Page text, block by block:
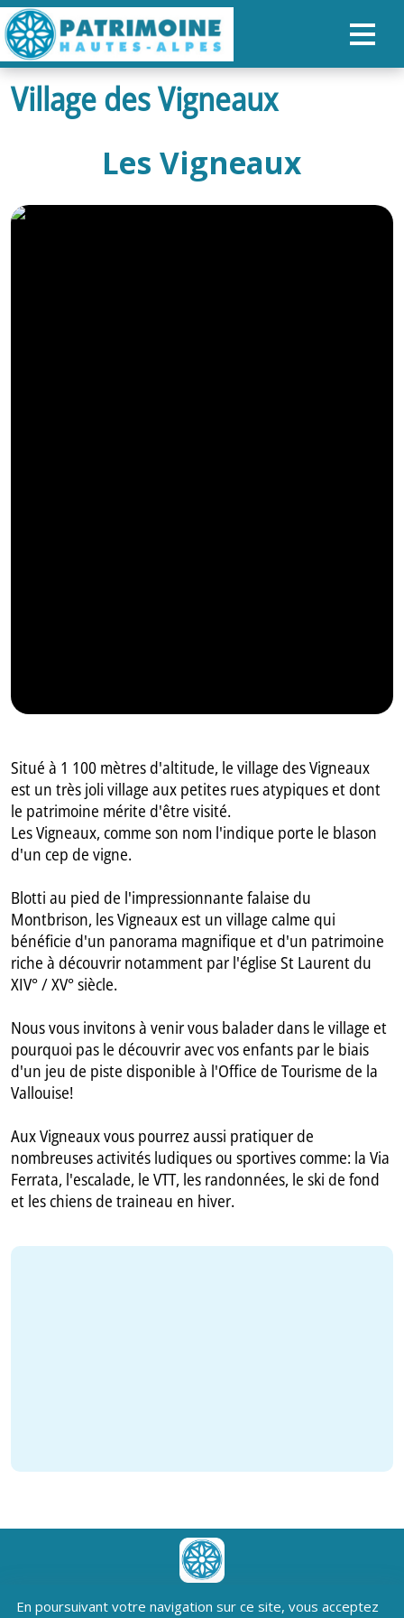
ACCUEIL
NOS PARCOURS
PATRIMOINE
Village des Vigneaux
Les Vigneaux
Situé à 1 100 mètres d'altitude, le village des Vigneaux
est un très joli village aux petites rues atypiques et dont
le patrimoine mérite d'être visité.
Les Vigneaux, comme son nom l'indique porte le blason
d'un cep de vigne.
Blotti au pied de l'impressionnante falaise du
Montbrison, les Vigneaux est un village calme qui
bénéficie d'un panorama magnifique et d'un patrimoine
riche à découvrir notamment par l'église St Laurent du
XIV° / XV° siècle.
Nous vous invitons à venir vous balader dans le village et
pourquoi pas le découvrir avec vos enfants par le biais
d'un jeu de piste disponible à l'Office de Tourisme de la
Vallouise!
Aux Vigneaux vous pourrez aussi pratiquer de
nombreuses activités ludiques ou sportives comme: la Via
Ferrata, l'escalade, le VTT, les randonnées, le ski de fond
et les chiens de traineau en hiver.
En poursuivant votre navigation sur ce site, vous acceptez